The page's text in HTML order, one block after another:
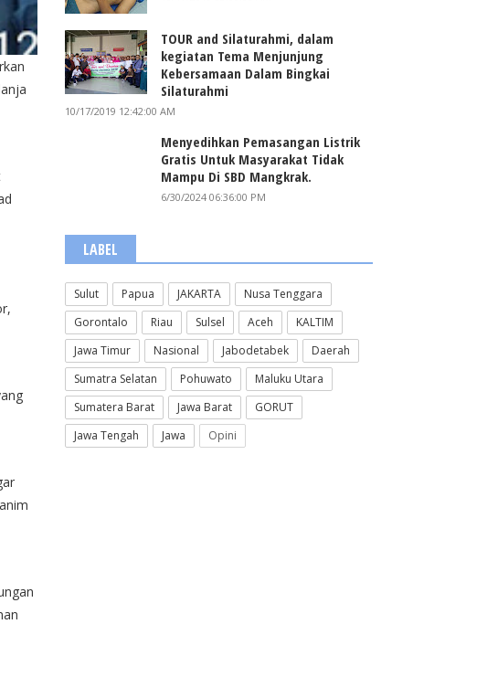
TOUR and Silaturahmi, dalam
kegiatan Tema Menjunjung
Kebersamaan Dalam Bingkai
Silaturahmi
10/17/2019 12:42:00 AM
Menyedihkan Pemasangan Listrik
Gratis Untuk Masyarakat Tidak
Mampu Di SBD Mangkrak.
6/30/2024 06:36:00 PM
LABEL
Sulut Papua JAKARTA
Nusa Tenggara
Gorontalo
Riau Sulsel Aceh
KALTIM
Jawa Timur
Nasional Jabodetabek
Daerah
Sumatra Selatan
Pohuwato
Maluku Utara
Sumatera Barat
Jawa Barat
GORUT
Jawa Tengah
Jawa Opini